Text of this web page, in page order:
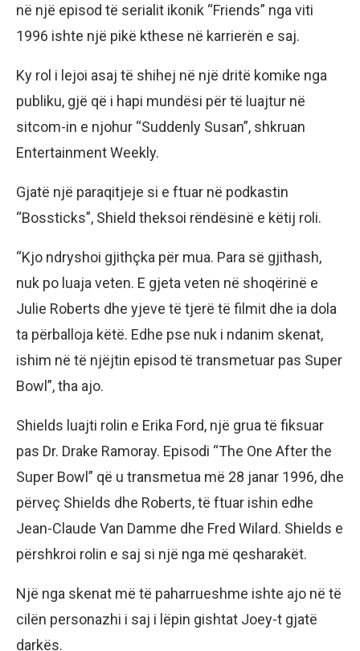
në një episod të serialit ikonik “Friends” nga viti
1996 ishte një pikë kthese në karrierën e saj.
Ky rol i lejoi asaj të shihej në një dritë komike nga
publiku, gjë që i hapi mundësi për të luajtur në
sitcom-in e njohur “Suddenly Susan”, shkruan
Entertainment Weekly.
Gjatë një paraqitjeje si e ftuar në podkastin
“Bossticks”, Shield theksoi rëndësinë e këtij roli.
“Kjo ndryshoi gjithçka për mua. Para së gjithash,
nuk po luaja veten. E gjeta veten në shoqërinë e
Julie Roberts dhe yjeve të tjerë të filmit dhe ia dola
ta përballoja këtë. Edhe pse nuk i ndanim skenat,
ishim në të njëjtin episod të transmetuar pas Super
Bowl”, tha ajo.
Shields luajti rolin e Erika Ford, një grua të fiksuar
pas Dr. Drake Ramoray. Episodi “The One After the
Super Bowl” që u transmetua më 28 janar 1996, dhe
përveç Shields dhe Roberts, të ftuar ishin edhe
Jean-Claude Van Damme dhe Fred Wilard. Shields e
përshkroi rolin e saj si një nga më qesharakët.
Një nga skenat më të paharrueshme ishte ajo në të
cilën personazhi i saj i lëpin gishtat Joey-t gjatë
darkës.